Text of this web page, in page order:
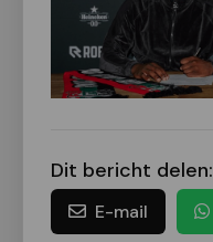
Dit bericht delen:
E-mail